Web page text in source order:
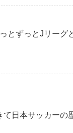
とずっとJリーグ
日本サッカーの